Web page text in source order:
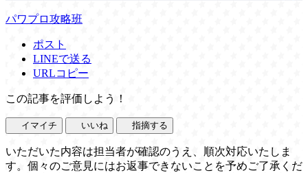
パワプロ攻略班
ポスト
LINEで送る
URLコピー
この記事を評価しよう！
イマイチ いいね 指摘する
いただいた内容は担当者が確認のうえ、順次対応いたしま
す。個々のご意見にはお返事できないことを予めご了承くだ